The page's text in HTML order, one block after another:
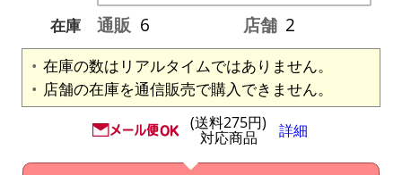
在庫
通販 6 店舗 2
在庫の数はリアルタイムではありません。
店舗の在庫を通信販売で購入できません。
(送料275円)
対応商品 詳細